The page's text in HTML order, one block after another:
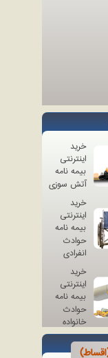
خرید
اینترنتی
بیمه نامه
آتش سوزی
خرید
اینترنتی
بیمه نامه
حوادث
انفرادی
خرید
اینترنتی
بیمه نامه
حوادث
خانواده